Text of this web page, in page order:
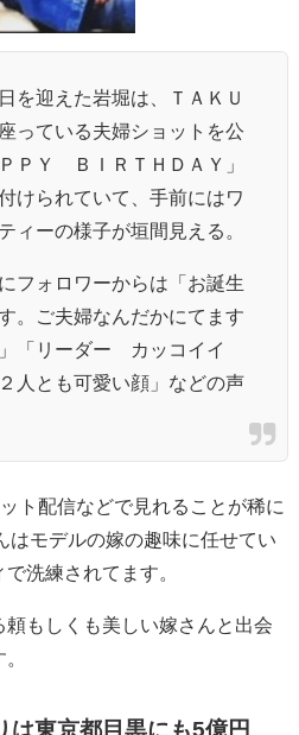
を迎えた岩堀は、ＴＡＫＵ
っている夫婦ショットを公
ＰＹ ＢＩＲＴＨＤＡＹ」
けられていて、手前にはワ
ィーの様子が垣間見える。
フォロワーからは「お誕生
。ご夫婦なんだかにてます
「リーダー カッコイイ
人とも可愛い顔」などの声
ト配信などで見れることが稀に
はモデルの嫁の趣味に任せてい
洗練されてます。
もしくも美しい嫁さんと出会
は東京都目黒にも5億円